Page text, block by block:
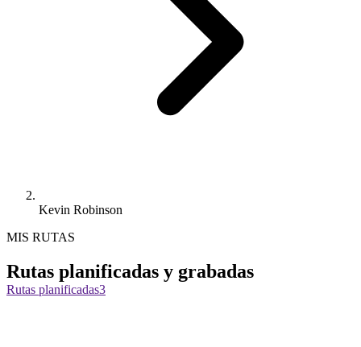
Kevin Robinson
MIS RUTAS
Rutas planificadas y grabadas
Rutas planificadas3